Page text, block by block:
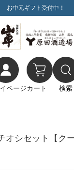
お中元ギフト受付中！
ページカート 検索
シセット【クー